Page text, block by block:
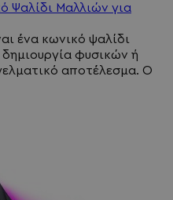
Ψαλίδι Μαλλιών για
ένα κωνικό ψαλίδι
φυσικών ή
αποτέλεσμα. Ο